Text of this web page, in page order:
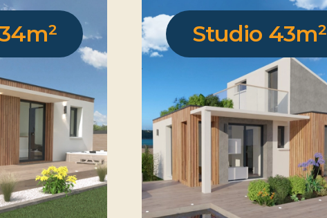
Studio 43m²